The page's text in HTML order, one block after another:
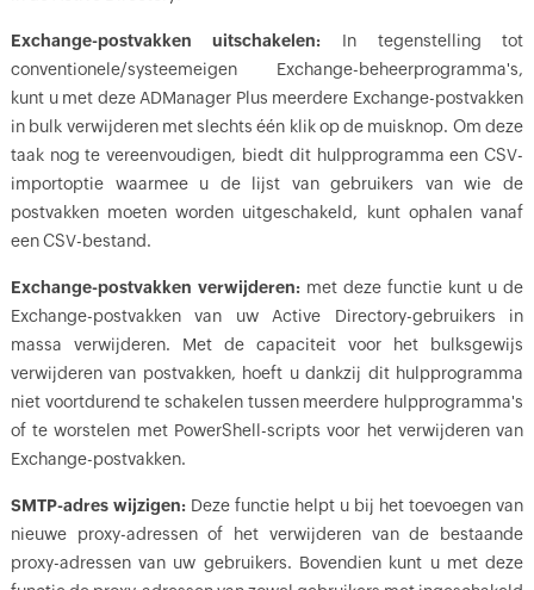
Exchange-postvakken uitschakelen: In tegenstelling tot
conventionele/systeemeigen Exchange-beheerprogramma's,
kunt u met deze ADManager Plus meerdere Exchange-postvakken
in bulk verwijderen met slechts één klik op de muisknop. Om deze
taak nog te vereenvoudigen, biedt dit hulpprogramma een CSV-
importoptie waarmee u de lijst van gebruikers van wie de
postvakken moeten worden uitgeschakeld, kunt ophalen vanaf
een CSV-bestand.
Exchange-postvakken verwijderen:met deze functie kunt u de
Exchange-postvakken van uw Active Directory-gebruikers in
massa verwijderen. Met de capaciteit voor het bulksgewijs
verwijderen van postvakken, hoeft u dankzij dit hulpprogramma
niet voortdurend te schakelen tussen meerdere hulpprogramma's
of te worstelen met PowerShell-scripts voor het verwijderen van
Exchange-postvakken.
SMTP-adres wijzigen:Deze functie helpt u bij het toevoegen van
nieuwe proxy-adressen of het verwijderen van de bestaande
proxy-adressen van uw gebruikers. Bovendien kunt u met deze